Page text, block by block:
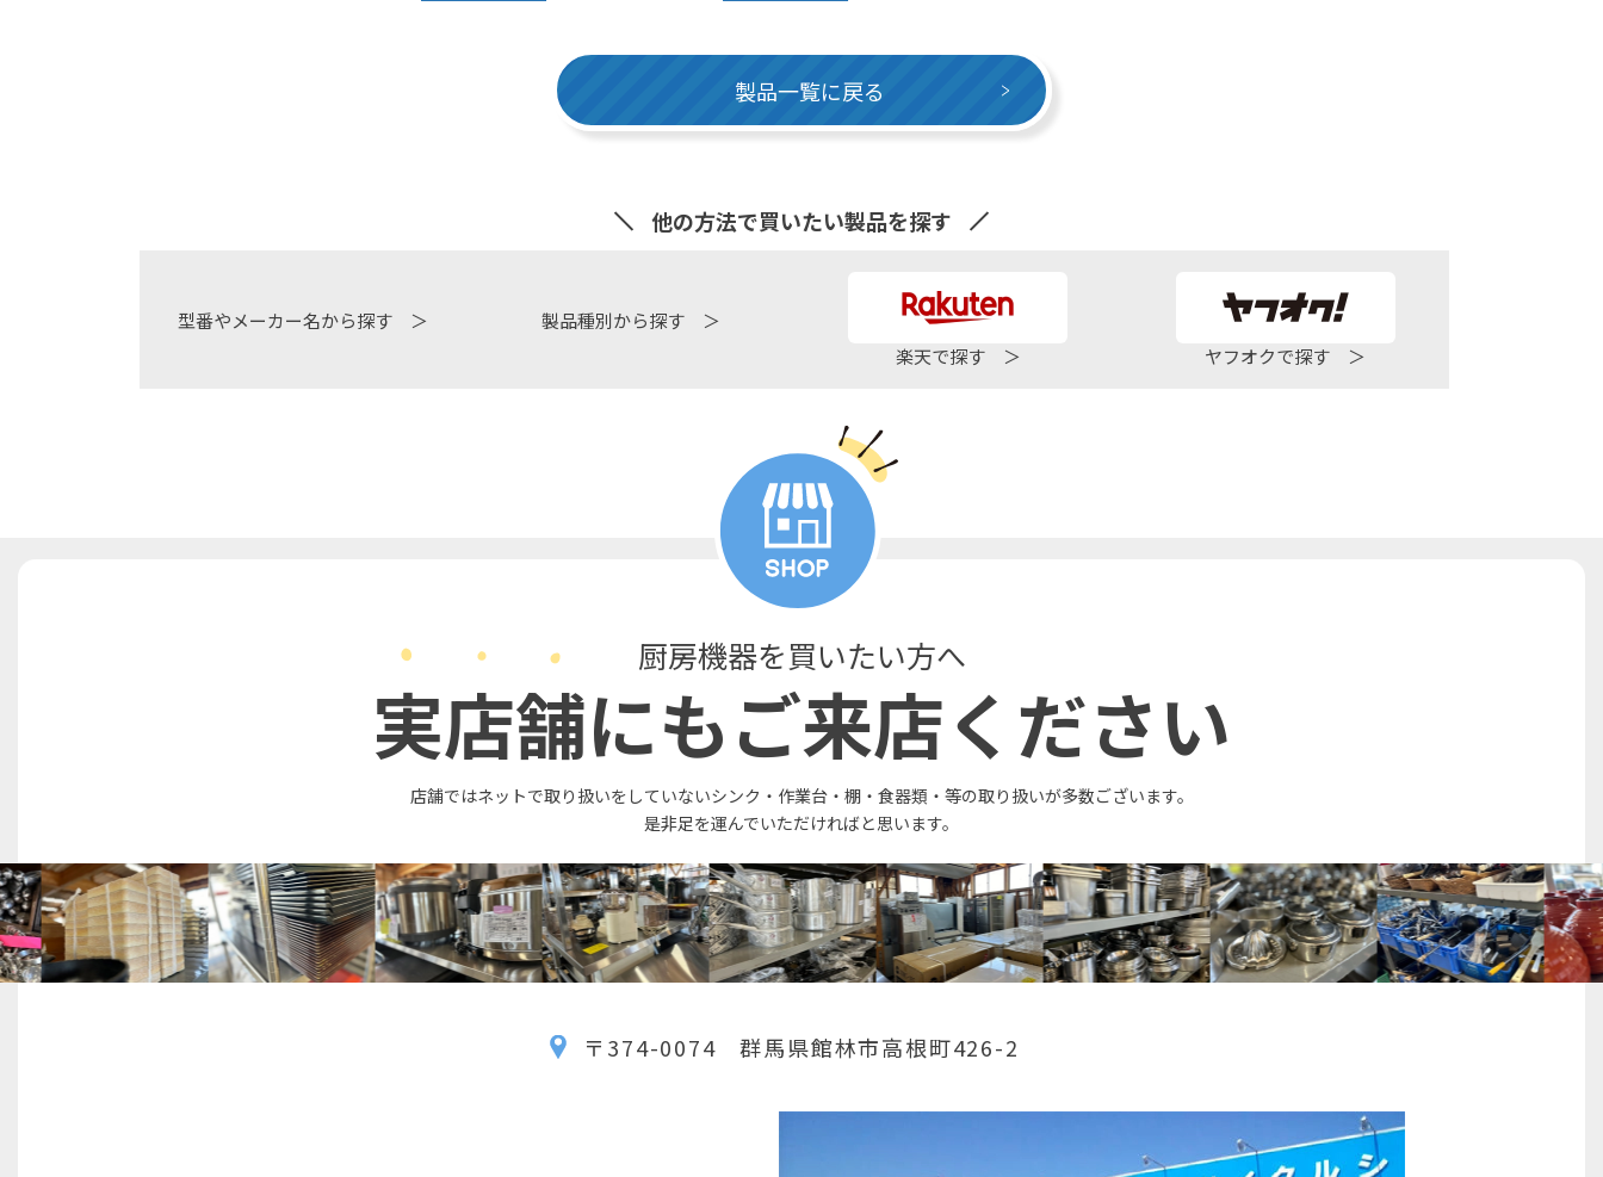
製品一覧に戻る
他の方法で買いたい製品を探す
型番やメーカー名から探す ＞
製品種別から探す ＞
楽天で探す ＞
ヤフオクで探す ＞
厨房機器を買いたい方へ
実店舗にもご来店ください
店舗ではネットで取り扱いをしていないシンク・作業台・棚・食器類・等の取り扱いが多数ございます。
是非足を運んでいただければと思います。
〒374-0074 群馬県館林市高根町426-2